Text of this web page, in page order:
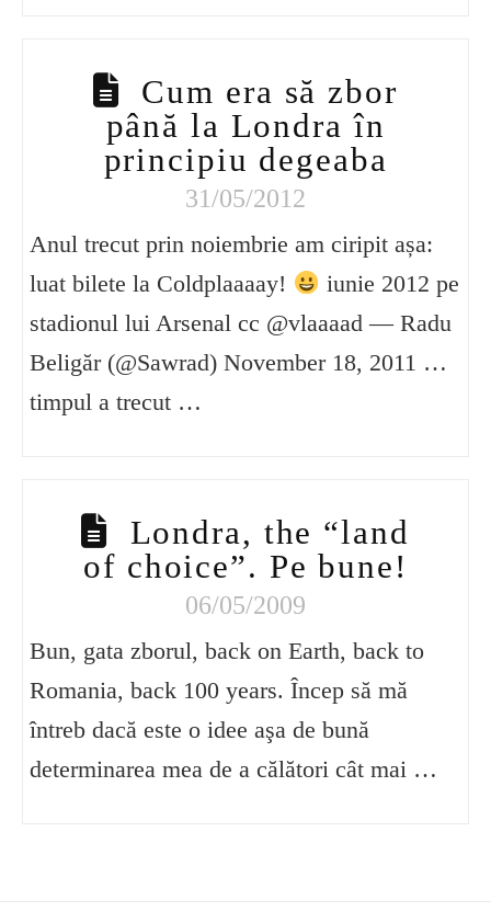
Cum era să zbor
până la Londra în
principiu degeaba
31/05/2012
Anul trecut prin noiembrie am ciripit așa:
luat bilete la Coldplaaaay!
iunie 2012 pe
stadionul lui Arsenal cc @vlaaaad — Radu
Beligăr (@Sawrad) November 18, 2011 …
timpul a trecut …
Londra, the “land
of choice”. Pe bune!
06/05/2009
Bun, gata zborul, back on Earth, back to
Romania, back 100 years. Încep să mă
întreb dacă este o idee aşa de bună
determinarea mea de a călători cât mai …